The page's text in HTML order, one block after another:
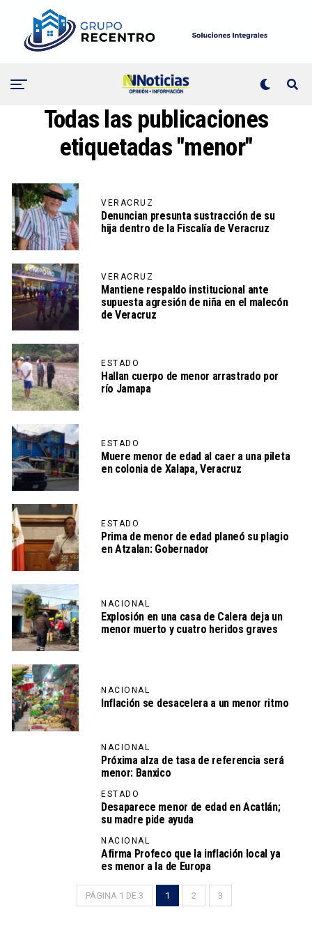
Todas las publicaciones
etiquetadas "menor"
VERACRUZ
Denuncian presunta sustracción de su
hija dentro de la Fiscalía de Veracruz
VERACRUZ
Mantiene respaldo institucional ante
supuesta agresión de niña en el malecón
de Veracruz
ESTADO
Hallan cuerpo de menor arrastrado por
río Jamapa
ESTADO
Muere menor de edad al caer a una pileta
en colonia de Xalapa, Veracruz
ESTADO
Prima de menor de edad planeó su plagio
en Atzalan: Gobernador
NACIONAL
Explosión en una casa de Calera deja un
menor muerto y cuatro heridos graves
NACIONAL
Inflación se desacelera a un menor ritmo
NACIONAL
Próxima alza de tasa de referencia será
menor: Banxico
ESTADO
Desaparece menor de edad en Acatlán;
su madre pide ayuda
NACIONAL
Afirma Profeco que la inflación local ya
es menor a la de Europa
PÁGINA 1 DE 3 1 2 3